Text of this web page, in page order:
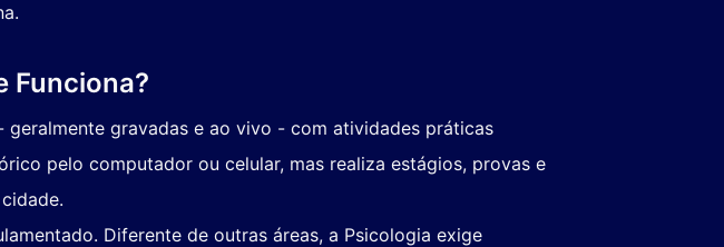
Funciona?
gravadas e ao vivo - com atividades práticas
pelo computador ou celular, mas realiza estágios, provas e
Diferente de outras áreas, a Psicologia exige